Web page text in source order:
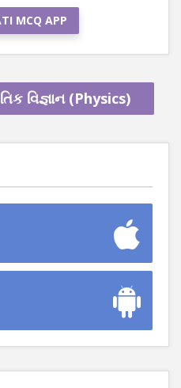
MCQ APP
વિજ્ઞાન (Physics)